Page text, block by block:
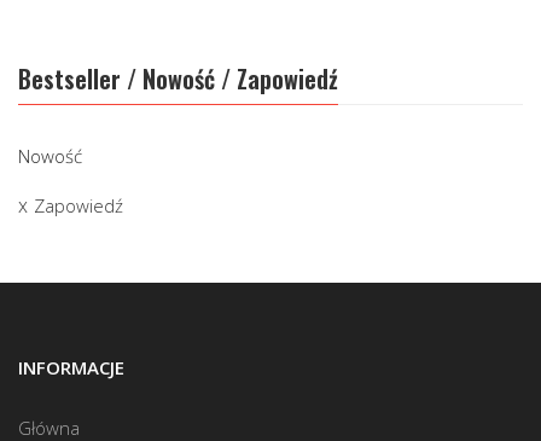
Bestseller / Nowość / Zapowiedź
Nowość
Zapowiedź
INFORMACJE
Główna